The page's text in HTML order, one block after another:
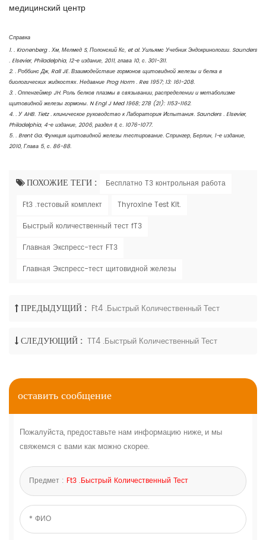
медицинский центр
Справка
1. . Kronenberg . Хм, Мелмед S, Полонский Кс, et al. Уильямс Учебник Эндокринологии. Saunders
. Elsevier, Philadelphia, 12-е издание, 2011, глава 10, с. 301-311.
2. . Роббинс Дж, Rall JE. Взаимодействие гормонов щитовидной железы и белка в
биологических жидкостях. Недавние Prog Horm . Res 1957; 13: 161-208.
3. . Оппенгеймер JH. Роль белков плазмы в связывании, распределении и метаболизме
щитовидной железы гормоны. N Engl J Med 1968; 278 (21): 1153-1162.
4. . У AHB. Tietz . клиническое руководство к Лаборатория Испытания. Saunders . Elsevier,
Philadelphia, 4-е издание, 2006, раздел II, с. 1076-1077.
5. . Brent Ga. Функция щитовидной железы тестирование. Спрингер, Берлин, 1-е издание,
2010, Глава 5, с. 86-88.
ПОХОЖИЕ ТЕГИ :
Бесплатно T3 контрольная работа
Ft3 .тестовый комплект
Thyroxine Test Kit.
Быстрый количественный тест fT3
Главная Экспресс-тест FT3
Главная Экспресс-тест щитовидной железы
ПРЕДЫДУЩИЙ : Ft4 .быстрый Количественный Тест
СЛЕДУЮЩИЙ : TT4 .быстрый Количественный Тест
оставить сообщение
Пожалуйста, предоставьте нам информацию ниже, и мы
свяжемся с вами как можно скорее.
Предмет : Ft3 .быстрый Количественный Тест